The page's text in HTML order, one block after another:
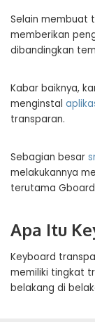
Selain membuat
memberikan
dibandingkan
Kabar baiknya,
menginstal
transparan.
Sebagian besar
melakukannya
terutama
Apa Itu
Keyboard
memiliki tingkat
belakang di